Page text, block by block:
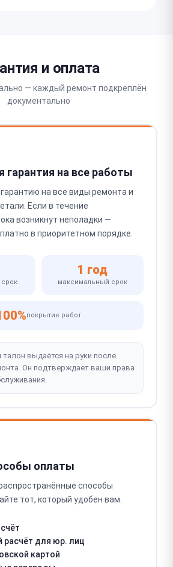
и оплата
— каждый ремонт подкреплён
документально
гарантия на все работы
на все виды ремонта и
Если в течение
возникнут неполадки —
в приоритетном порядке.
1 год
максимальный срок
покрытие работ
талон выдаётся на руки после
Он подтверждает ваши права
оплаты
способы
тот, который удобен вам.
расчёт для юр. лиц
картой